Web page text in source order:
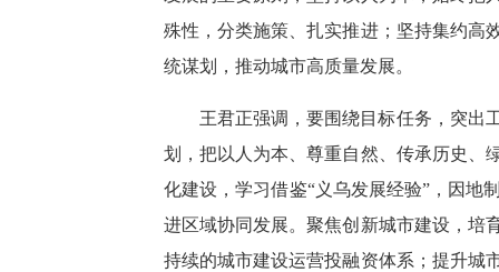
殊性，分类施策、扎实推进；坚持集约高
统谋划，推动城市高质量发展。
王君正强调，要围绕目标任务，突出
划，把以人为本、尊重自然、传承历史、
化建设，学习借鉴“义乌发展经验”，因地
进区域协同发展。聚焦创新城市建设，培
持续的城市建设运营投融资体系；提升城